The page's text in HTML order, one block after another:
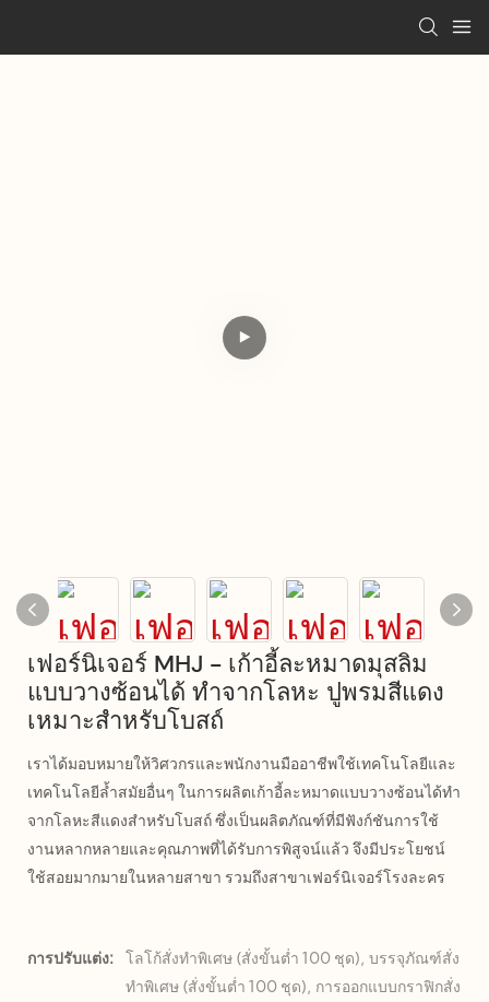
เฟอร์นิเจอร์ MHJ - เก้าอี้ละหมาดมุสลิม
แบบวางซ้อนได้ ทำจากโลหะ ปูพรมสีแดง
เหมาะสำหรับโบสถ์
เราได้มอบหมายให้วิศวกรและพนักงานมืออาชีพใช้เทคโนโลยีและ
เทคโนโลยีล้ำสมัยอื่นๆ ในการผลิตเก้าอี้ละหมาดแบบวางซ้อนได้ทำ
จากโลหะสีแดงสำหรับโบสถ์ ซึ่งเป็นผลิตภัณฑ์ที่มีฟังก์ชันการใช้
งานหลากหลายและคุณภาพที่ได้รับการพิสูจน์แล้ว จึงมีประโยชน์
ใช้สอยมากมายในหลายสาขา รวมถึงสาขาเฟอร์นิเจอร์โรงละคร
การปรับแต่ง:
โลโก้สั่งทำพิเศษ (สั่งขั้นต่ำ 100 ชุด), บรรจุภัณฑ์สั่ง
ทำพิเศษ (สั่งขั้นต่ำ 100 ชุด), การออกแบบกราฟิกสั่ง